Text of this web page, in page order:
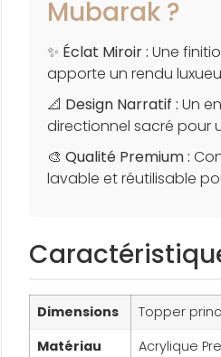
Mubarak ?
✨ Éclat Miroir : Une
apporte un rendu
📐 Design Narratif : Un
directionnel sacré pour
🎨 Qualité Premium :
lavable et réutilisable
Dimensions
Topper
Matériau
Acrylique